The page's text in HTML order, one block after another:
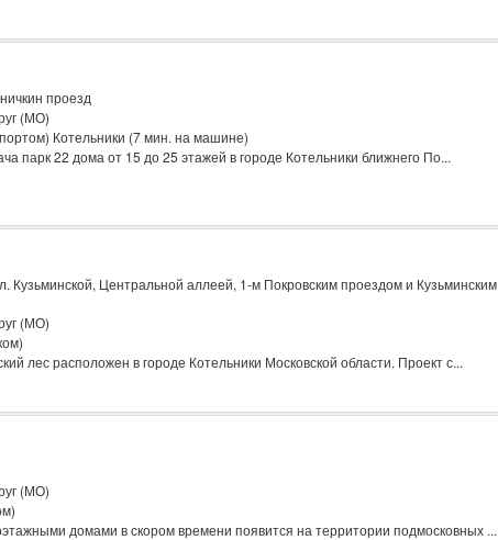
проезд
(МО)
Котельники (7 мин. на машине)
парк 22 дома от 15 до 25 этажей в городе Котельники ближнего По...
Кузьминской, Центральной аллеей, 1-м Покровским проездом и Кузьминским
(МО)
лес расположен в городе Котельники Московской области. Проект с...
(МО)
домами в скором времени появится на территории подмосковных ...